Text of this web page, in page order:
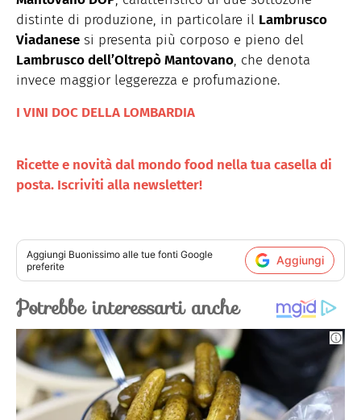
distinte di produzione, in particolare il Lambrusco
Viadanese si presenta più corposo e pieno del
Lambrusco dell’Oltrepò Mantovano, che denota
invece maggior leggerezza e profumazione.
I VINI DOC DELLA LOMBARDIA
Ricette e novità dal mondo food nella tua casella di
posta. Iscriviti alla newsletter!
Aggiungi Buonissimo alle tue fonti Google
preferite
Aggiungi